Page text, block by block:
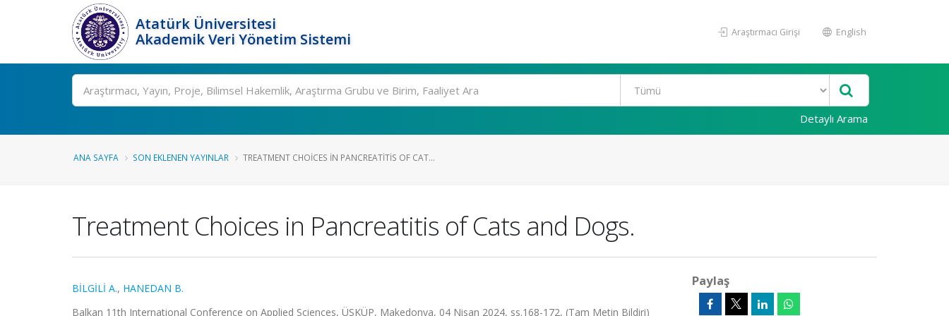
Atatürk Üniversitesi
Akademik Veri Yönetim Sistemi
Araştırmacı Girişi English
Ara
Detaylı Arama
ANA SAYFA SON EKLENEN YAYINLAR TREATMENT CHOICES IN PANCREATITIS OF CAT...
Treatment Choices in Pancreatitis of Cats and Dogs.
BİLGİLİ A., HANEDAN B.
Balkan 11th International Conference on Applied Sciences, ÜSKÜP, Makedonya, 04 Nisan 2024, ss.168-172, (Tam Metin Bildiri)
Paylaş